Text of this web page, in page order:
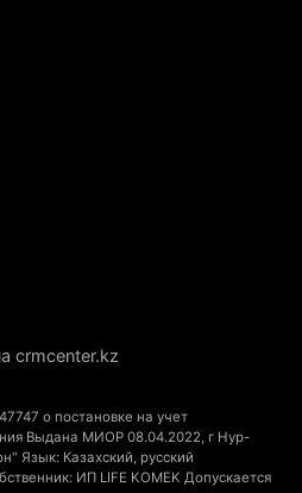
фото тигра возле села
Центральной Азии в
выпуск экологичного
пилотный проект
после камнепада
crmcenter.kz
о постановке на учет
Выдана МИОР 08.04.2022, г Нур-
Язык: Казахский, русский
ИП LIFE KOMEK Допускается